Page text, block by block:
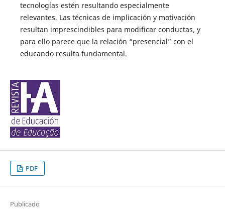
tecnologías estén resultando especialmente
relevantes. Las técnicas de implicación y motivación
resultan imprescindibles para modificar conductas, y
para ello parece que la relación “presencial” con el
educando resulta fundamental.
PDF
Publicado